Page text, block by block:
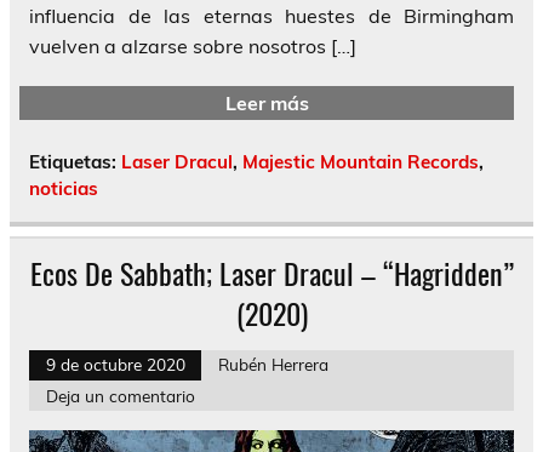
influencia de las eternas huestes de Birmingham
vuelven a alzarse sobre nosotros […]
Leer más
Etiquetas: Laser Dracul, Majestic Mountain Records,
noticias
Ecos De Sabbath; Laser Dracul – “Hagridden”
(2020)
9 de octubre 2020
Rubén Herrera
Deja un comentario